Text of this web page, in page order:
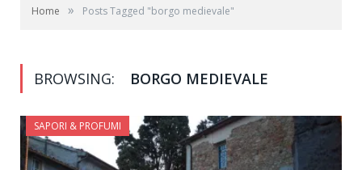
Home » Posts Tagged "borgo medievale"
BROWSING: BORGO MEDIEVALE
SAPORI & PROFUMI